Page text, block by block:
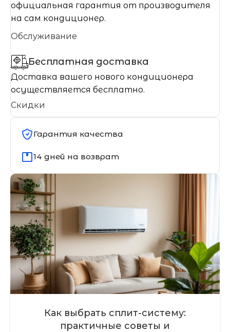
официальная гарантия от производителя
на сам кондиционер.
Обслуживание
Бесплатная доставка
Доставка вашего нового кондиционера
осуществляется бесплатно.
Скидки
Гарантия качества
14 дней на возврат
Как выбрать сплит-систему:
практичные советы и